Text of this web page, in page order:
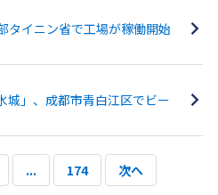
タイニン省で工場が稼働開始
城」、成都市青白江区でビー
... 174 次へ